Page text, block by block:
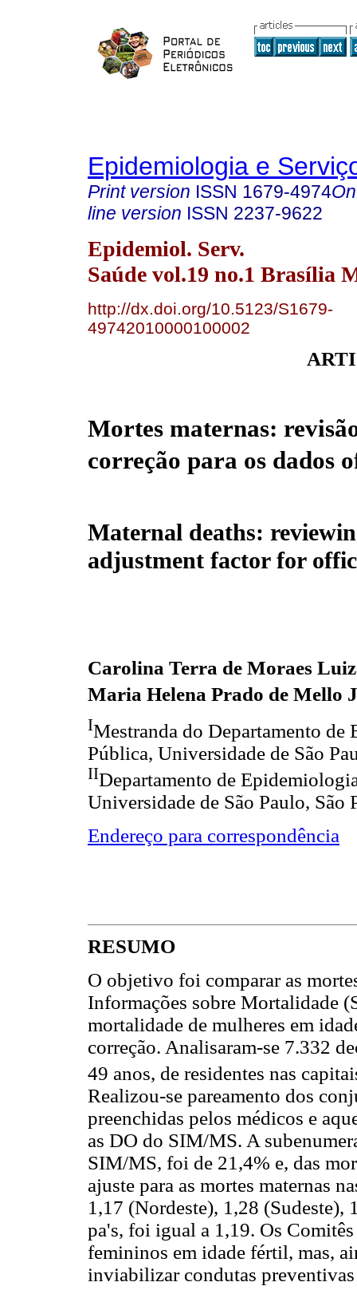
Epidemiologia e
Print version ISSN 1679-4974
line version ISSN 2237-9622
Epidemiol. Serv.
Saúde vol.19 no.1 Brasília
http://dx.doi.org/10.5123/S1679-
49742010000100002
Mortes maternas:
correção para os dados
Maternal deaths:
adjustment factor for
Carolina Terra de Moraes
Maria Helena Prado de Mello
IMestranda do Departamento de
Pública, Universidade de São
IIDepartamento de
Universidade de São Paulo, São
Endereço para correspondência
RESUMO
O objetivo foi comparar as
Informações sobre Mortalidade
mortalidade de mulheres em
correção. Analisaram-se 7.332
49 anos, de residentes nas
Realizou-se pareamento dos
preenchidas pelos médicos e
as DO do SIM/MS. A
SIM/MS, foi de 21,4% e, das
ajuste para as mortes maternas
1,17 (Nordeste), 1,28 (Sudeste),
pa's, foi igual a 1,19. Os
femininos em idade fértil, mas,
inviabilizar condutas